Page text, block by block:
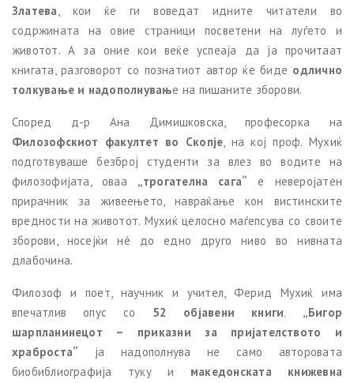
Златева, кои ќе ги воведат идните читатели во
содржината на овие страници посветени на луѓето и
животот. А за оние кои веќе успеаја да ја прочитаат
книгата, разговорот со познатиот автор ќе биде одлично
толкување и надополнување на пишаните зборови.
Според д-р Ана Димишковска, професорка на
Филозофскиот факултет во Скопје, на кој проф. Мухиќ
подготвуваше безброј студенти за влез во водите на
филозофијата, оваа „трогателна сага“ е неверојатен
прирачник за живеењето, навраќање кон вистинските
вредности на животот. Мухиќ целосно маѓепсува со своите
зборови, носејќи нè до едно друго ниво во нивната
длабочина.
Филозоф и поет, научник и учител, Ферид Мухиќ има
впечатлив опус со 52 објавени книги. „Бигор
шарпланинецот – приказни за пријателството и
храброста“ ја надополнува не само авторовата
биобиблиографија туку и македонската книжевна